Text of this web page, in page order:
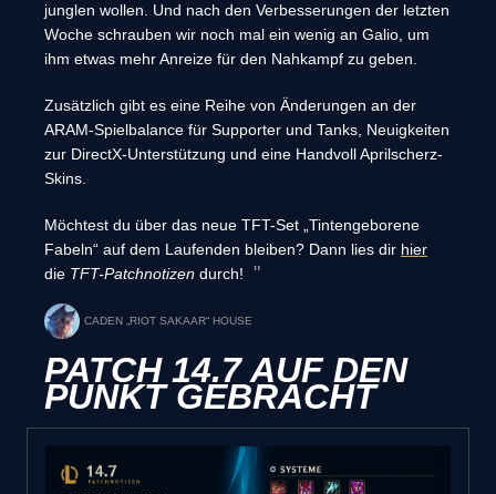
junglen wollen. Und nach den Verbesserungen der letzten
Woche schrauben wir noch mal ein wenig an Galio, um
ihm etwas mehr Anreize für den Nahkampf zu geben.
Zusätzlich gibt es eine Reihe von Änderungen an der
ARAM-Spielbalance für Supporter und Tanks, Neuigkeiten
zur DirectX-Unterstützung und eine Handvoll Aprilscherz-
Skins.
Möchtest du über das neue TFT-Set „Tintengeborene
Fabeln“ auf dem Laufenden bleiben? Dann lies dir hier
die TFT-Patchnotizen durch!
CADEN „RIOT SAKAAR“ HOUSE
PATCH 14.7 AUF DEN
PUNKT GEBRACHT